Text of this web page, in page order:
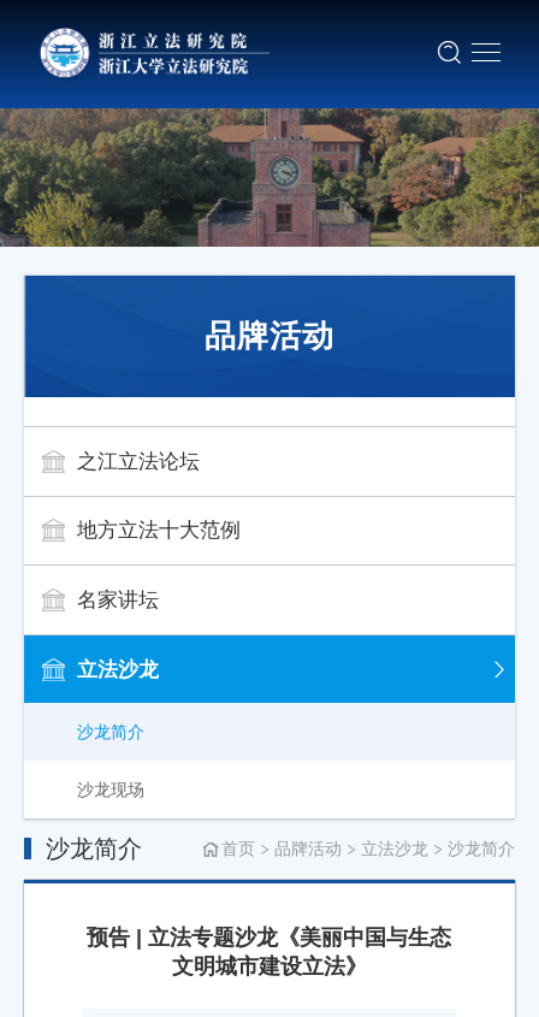
品牌活动
之江立法论坛
地方立法十大范例
名家讲坛
立法沙龙
沙龙简介
沙龙现场
沙龙简介 首页 品牌活动 立法沙龙 沙龙简介
预告 | 立法专题沙龙《美丽中国与生态
文明城市建设立法》